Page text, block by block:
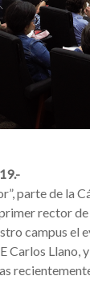
parte de la
rector de
campus
Carlos Llano,